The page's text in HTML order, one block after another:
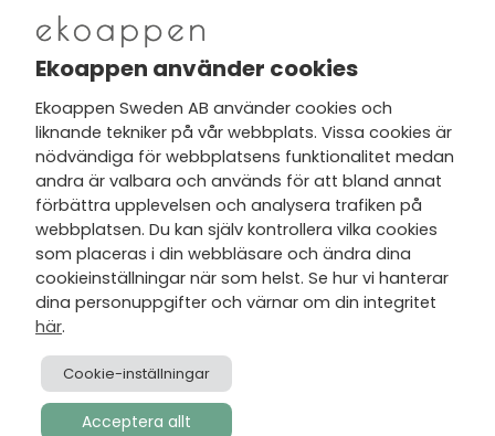
Nytt från Ekoappen
Jag har tagit del av Ekoappens
personuppgifts- och
integritetspolicyoch tar gärna del
av nyheter, hälsotips och exklusiva
erbjudanden via min e-post.
Ekoappen använder cookies
Ekoappen Sweden AB använder cookies och
liknande tekniker på vår webbplats. Vissa cookies är
nödvändiga för webbplatsens funktionalitet medan
andra är valbara och används för att bland annat
förbättra upplevelsen och analysera trafiken på
webbplatsen. Du kan själv kontrollera vilka cookies
som placeras i din webbläsare och ändra dina
cookieinställningar när som helst. Se hur vi hanterar
dina personuppgifter och värnar om din integritet
här.
Cookie-inställningar
Acceptera allt